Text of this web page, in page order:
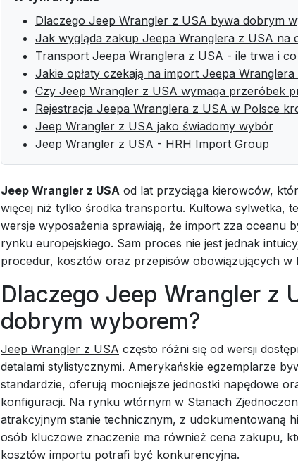
Dlaczego Jeep Wrangler z USA bywa dobrym
Jak wygląda zakup Jeepa Wranglera z USA na
Transport Jeepa Wranglera z USA - ile trwa i co
Jakie opłaty czekają na import Jeepa Wranglera
Czy Jeep Wrangler z USA wymaga przeróbek
Rejestracja Jeepa Wranglera z USA w Polsce
Jeep Wrangler z USA jako świadomy wybór
Jeep Wrangler z USA - HRH Import Group
Jeep Wrangler z USA od lat przyciąga kierowców,
więcej niż tylko środka transportu. Kultowa sylwetka,
wersje wyposażenia sprawiają, że import zza oceanu
rynku europejskiego. Sam proces nie jest jednak
procedur, kosztów oraz przepisów obowiązujących w
Dlaczego Jeep Wrangler z
dobrym wyborem?
Jeep Wrangler z USA często różni się od wersji
detalami stylistycznymi. Amerykańskie egzemplarze
standardzie, oferują mocniejsze jednostki napędowe
konfiguracji. Na rynku wtórnym w Stanach
atrakcyjnym stanie technicznym, z udokumentowaną
osób kluczowe znaczenie ma również cena zakupu,
kosztów importu potrafi być konkurencyjna.